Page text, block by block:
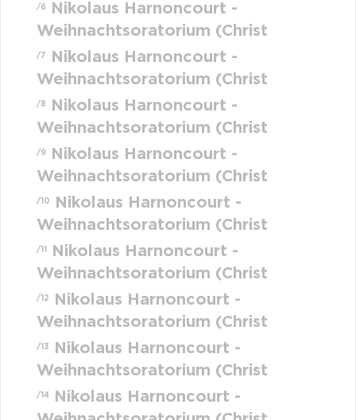
/6
Nikolaus Harnoncourt -
Weihnachtsoratorium (Christ
/7
Nikolaus Harnoncourt -
Weihnachtsoratorium (Christ
/8
Nikolaus Harnoncourt -
Weihnachtsoratorium (Christ
/9
Nikolaus Harnoncourt -
Weihnachtsoratorium (Christ
/10
Nikolaus Harnoncourt -
Weihnachtsoratorium (Christ
/11
Nikolaus Harnoncourt -
Weihnachtsoratorium (Christ
/12
Nikolaus Harnoncourt -
Weihnachtsoratorium (Christ
/13
Nikolaus Harnoncourt -
Weihnachtsoratorium (Christ
/14
Nikolaus Harnoncourt -